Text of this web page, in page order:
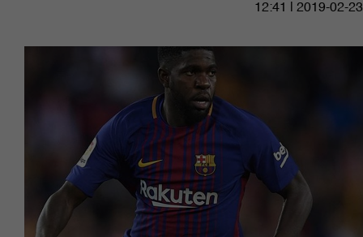
12:41 | 2019-02-23